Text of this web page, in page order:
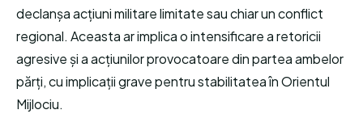
declanșa acțiuni militare limitate sau chiar un conflict
regional. Aceasta ar implica o intensificare a retoricii
agresive și a acțiunilor provocatoare din partea ambelor
părți, cu implicații grave pentru stabilitatea în Orientul
Mijlociu.